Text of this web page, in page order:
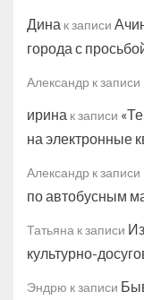
Дина к записи
города с
Александр к записи
ирина к записи
на электронные
Александр к записи
по автобусным
Татьяна к записи
культурно-
Эндрю к записи